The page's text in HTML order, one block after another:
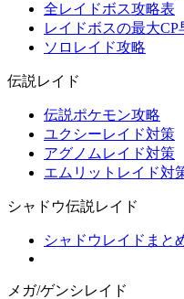
全レイドボス攻略表
レイドボスの最大CP
ソロレイド攻略
伝説レイド
伝説ポケモン攻略
ユクシーレイド対策
アグノムレイド対策
エムリットレイド対
シャドウ伝説レイド
シャドウレイドまと
メガ/ゲンシレイド